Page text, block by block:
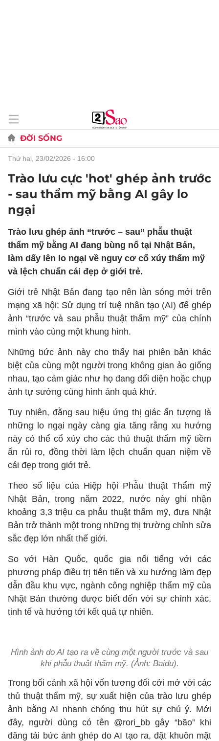
ĐỜI SỐNG
thứ hai, 23/02/2026 - 16:00
Trào lưu cực 'hot' ghép ảnh trước
- sau thẩm mỹ bằng AI gây lo
ngại
Trào lưu ghép ảnh “trước – sau” phẫu thuật
thẩm mỹ bằng AI đang bùng nổ tại Nhật Bản,
làm dấy lên lo ngại về nguy cơ cổ xúy thẩm mỹ
và lệch chuẩn cái đẹp ở giới trẻ.
Giới trẻ Nhật Bản đang tạo nên làn sóng mới trên
mạng xã hội: Sử dụng trí tuệ nhân tạo (AI) để ghép
ảnh “trước và sau phẫu thuật thẩm mỹ” của chính
mình vào cùng một khung hình.
Những bức ảnh này cho thấy hai phiên bản khác
biệt của cùng một người trong không gian ảo giống
nhau, tạo cảm giác như họ đang đối diện hoặc chụp
ảnh tự sướng cùng hình ảnh quá khứ.
Tuy nhiên, đằng sau hiệu ứng thị giác ấn tượng là
những lo ngại ngày càng gia tăng rằng xu hướng
này có thể cổ xúy cho các thủ thuật thẩm mỹ tiềm
ẩn rủi ro, đồng thời làm lệch chuẩn quan niệm về
cái đẹp trong giới trẻ.
Theo số liệu của Hiệp hội Phẫu thuật Thẩm mỹ
Nhật Bản, trong năm 2022, nước này ghi nhận
khoảng 3,3 triệu ca phẫu thuật thẩm mỹ, đưa Nhật
Bản trở thành một trong những thị trường chỉnh sửa
sắc đẹp lớn nhất thế giới.
So với Hàn Quốc, quốc gia nổi tiếng với các
phương pháp điều trị tiên tiến và xu hướng làm đẹp
dẫn đầu khu vực, ngành công nghiệp thẩm mỹ của
Nhật Bản thường được biết đến với sự chính xác,
tinh tế và hướng tới kết quả tự nhiên.
Hình ảnh do AI tạo ra về cùng một người trước và sau
khi phẫu thuật thẩm mỹ. (Ảnh: Baidu).
Trong bối cảnh xã hội vốn tương đối cởi mở với các
thủ thuật thẩm mỹ, sự xuất hiện của trào lưu ghép
ảnh bằng AI nhanh chóng thu hút sự chú ý. Mới
đây, người dùng có tên @rori_bb gây “bão” khi
đăng tải bức ảnh ghép do AI tạo ra, đặt khuôn mặt